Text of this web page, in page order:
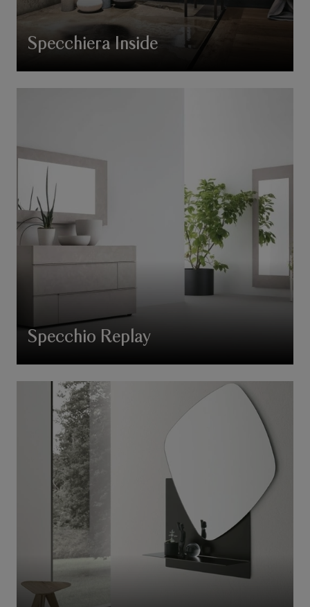
Specchiera Inside
Specchio Replay